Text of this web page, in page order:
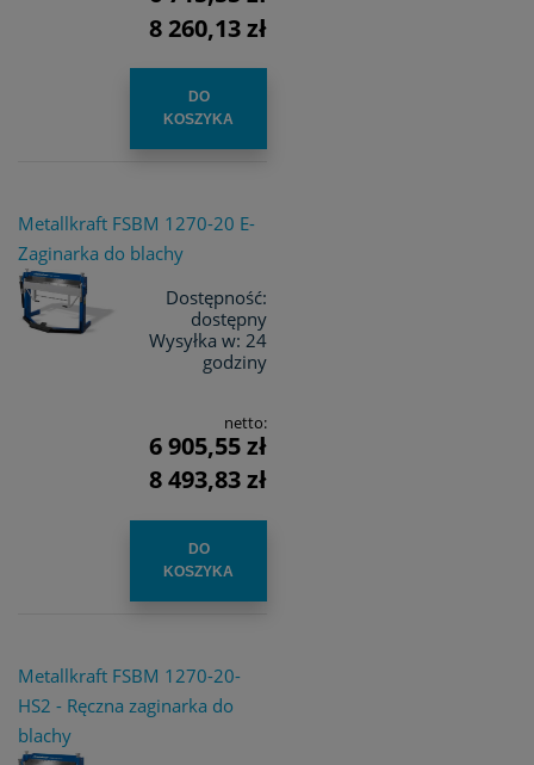
8 260,13 zł
DO
KOSZYKA
Metallkraft FSBM 1270-20 E-
Zaginarka do blachy
Dostępność:
dostępny
Wysyłka w: 24
godziny
netto:
6 905,55 zł
8 493,83 zł
DO
KOSZYKA
Metallkraft FSBM 1270-20-
HS2 - Ręczna zaginarka do
blachy